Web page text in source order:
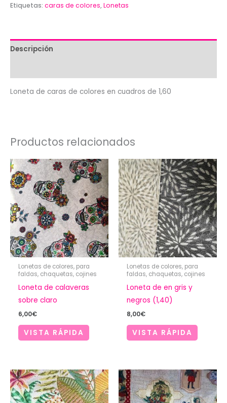
en
1,60
Etiquetas: caras de colores,Lonetas
Descripción
Loneta de caras de colores en cuadros de 1,60
Productos relacionados
Lonetas de colores, para
faldas, chaquetas, cojines
Loneta de calaveras
sobre claro
6,00€
VISTA RÁPIDA
Lonetas de colores, para
faldas, chaquetas, cojines
Loneta de en gris y
negros (1,40)
8,00€
VISTA RÁPIDA